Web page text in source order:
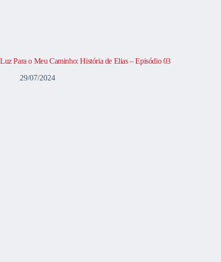
Luz Para o Meu Caminho: História de Elias – Episódio 03
29/07/2024